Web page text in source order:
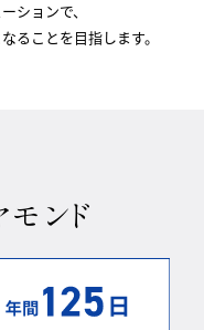
ションで、
ることを目指します。
モンド